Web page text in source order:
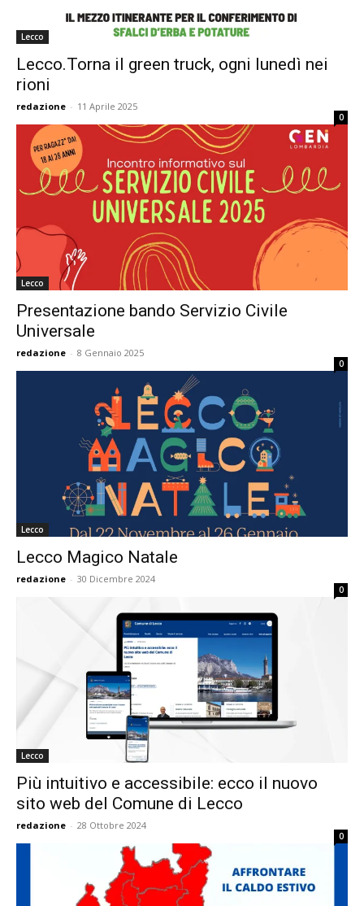
Lecco
Lecco.Torna il green truck, ogni lunedì nei
rioni
redazione - 11 Aprile 2025
0
Lecco
Presentazione bando Servizio Civile
Universale
redazione - 8 Gennaio 2025
0
Lecco
Lecco Magico Natale
redazione - 30 Dicembre 2024
0
Lecco
Più intuitivo e accessibile: ecco il nuovo
sito web del Comune di Lecco
redazione - 28 Ottobre 2024
0